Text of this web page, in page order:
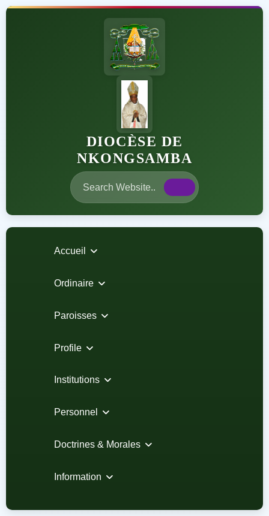
DIOCÈSE DE
NKONGSAMBA
Accueil
Ordinaire
Paroisses
Profile
Institutions
Personnel
Doctrines & Morales
Information